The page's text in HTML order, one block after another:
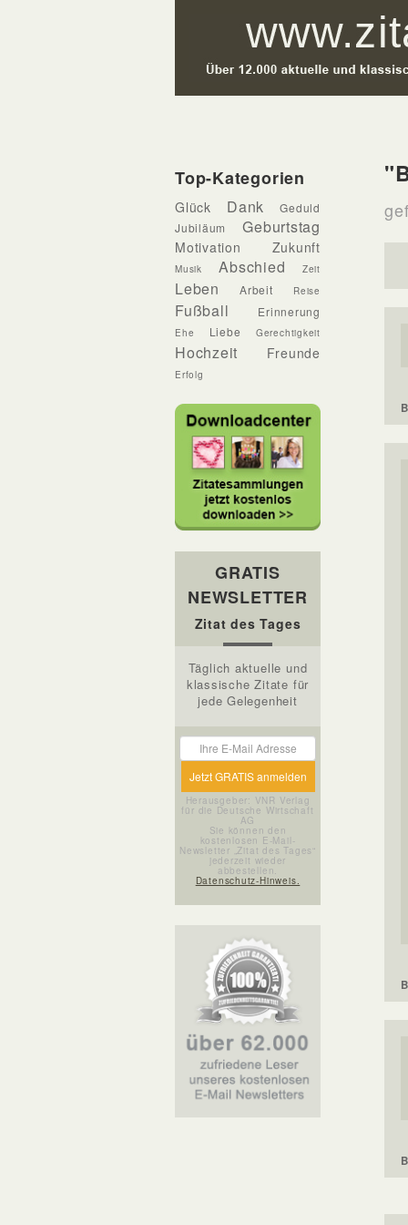
Top-Kategorien
Glück Dank
Geduld
Jubiläum
Geburtstag
Motivation Zukunft
Musik Abschied Zeit
Leben Arbeit Reise
Fußball Erinnerung
Ehe Liebe Gerechtigkeit
Hochzeit Freunde
Erfolg
GRATIS
NEWSLETTER
Zitat des Tages
Täglich aktuelle und
klassische Zitate für
jede Gelegenheit
Herausgeber: VNR Verlag
für die Deutsche Wirtschaft
AG
Sie können den
kostenlosen E-Mail-
Newsletter „Zitat des Tages“
jederzeit wieder
abbestellen.
Datenschutz-Hinweis.